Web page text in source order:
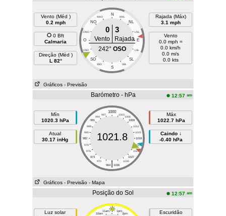
Vento (Méd )
0.2 mph
0 Bft
Calmaria
Direção (Méd )
L 82°
N
NNO NNL
NO NL
ONO LNL
O E
OSO LSL
SO SL
SSO SSL
S
0 3
Vento
Rajada
242° OSO
Rajada (Máx)
3.1 mph
Vento
0.0 mph =
0.0 km/h
0.0 m/s
0.0 kts
Gráficos - Previsão
Barómetro - hPa 12:57 am
Mín
1020.3 hPa
Atual
30.17 inHg
1000
997 1003
994
1006
991
1009
988
1012
985
1015
982
1018
979
1021
976
1024
973
1027
970
1030
|
964 1036
1021.8
Máx
1022.7 hPa
Caindo ↓
-0.40 hPa
Gráficos - Previsão - Mapa
Posição do Sol 12:57 am
Luz solar
11am 1pm
10am 2pm
Escuridão